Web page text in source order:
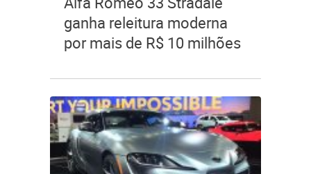
ganha releitura moderna
por mais de R$ 10 milhões